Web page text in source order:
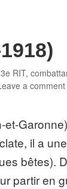
RIT,
a comment
il a
bêtes).
partir en